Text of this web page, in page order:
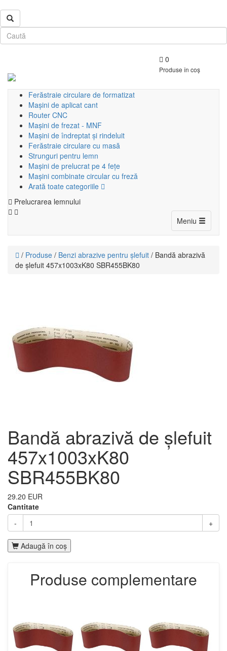
0
Produse în coș
Ferăstraie circulare de formatizat
Mașini de aplicat cant
Router CNC
Mașini de frezat - MNF
Mașini de îndreptat și rindeluit
Ferăstraie circulare cu masă
Strunguri pentru lemn
Mașini de prelucrat pe 4 fețe
Mașini combinate circular cu freză
Arată toate categoriile
Prelucrarea lemnului
Meniu Toggle
/ Produse / Benzi abrazive pentru șlefuit / Bandă abrazivă
de șlefuit 457x1003xK80 SBR455BK80
Bandă abrazivă de șlefuit
457x1003xK80
SBR455BK80
29.20 EUR
Cantitate
-
+
Adaugă în coş
Produse complementare